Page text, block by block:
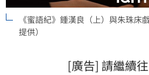
《蜜語紀》鍾漢良（上）與朱珠床
提供）
[廣告] 請繼續